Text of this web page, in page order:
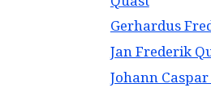
Gerhardus
Jan Frederik
Johann